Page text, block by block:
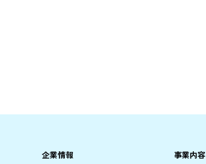
企業情報
事業内容